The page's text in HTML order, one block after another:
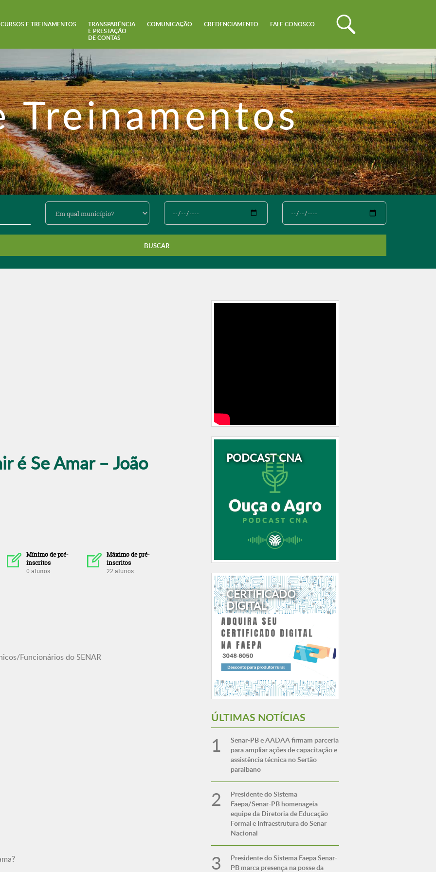
CURSOS E TREINAMENTOS
TRANSPARÊNCIA
E PRESTAÇÃO
DE CONTAS
COMUNICAÇÃO CREDENCIAMENTO FALE CONOSCO
Treinamentos
Em
município?
De Até
BUSCAR
é Se Amar – João
Mínimo de pré-
inscritos
0 alunos
Máximo de pré-
inscritos
22 alunos
Funcionários do SENAR
PODCAST CNA
CERTIFICADO
DIGITAL
ÚLTIMAS NOTÍCIAS
Senar-PB e AADAA firmam parceria
para ampliar ações de capacitação e
assistência técnica no Sertão
paraibano
Presidente do Sistema
Faepa/Senar-PB homenageia
equipe da Diretoria de Educação
Formal e Infraestrutura do Senar
Nacional
Presidente do Sistema Faepa Senar-
PB marca presença na posse da